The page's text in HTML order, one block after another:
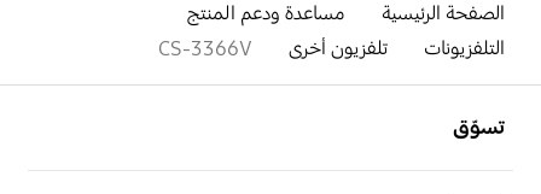
الصفحة الرئيسية
مساعدة ودعم المنتج
التلفزيونات
تلفزيون أخرى CS-3366V
تسوّق